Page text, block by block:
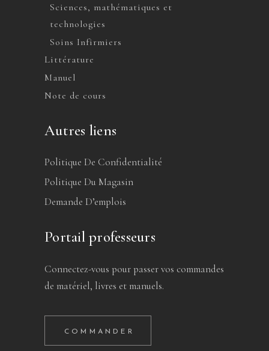
Sciences, mathématiques et
technologies
Soins Infirmiers
Littérature
Manuel
Note de cours
Autres liens
Politique De Confidentialité
Politique Du Magasin
Demande D’emplois
Portail professeurs
Connectez-vous pour passer vos commandes
de matériel, livres et manuels.
COMMANDER